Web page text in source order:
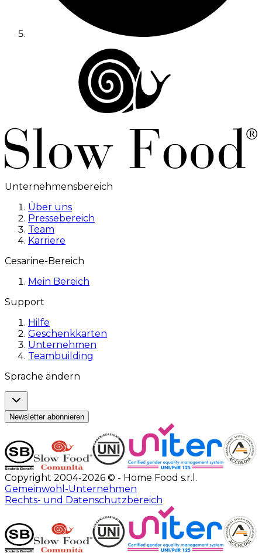
Unternehmensbereich
Über uns
Pressebereich
Team
Karriere
Cesarine-Bereich
Mein Bereich
Support
Hilfe
Geschenkkarten
Unternehmen
Teambuilding
Sprache ändern
Newsletter abonnieren
Copyright 2004-2026 © - Home Food s.r.l.
Gemeinwohl-Unternehmen
Rechts- und Datenschutzbereich